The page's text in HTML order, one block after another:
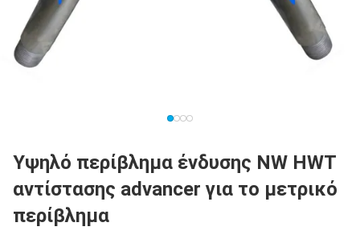
Υψηλό περίβλημα ένδυσης NW HWT
αντίστασης advancer για το μετρικό
περίβλημα